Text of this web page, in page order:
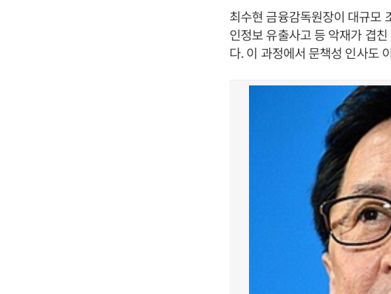
최수현 금융감독원장이 대규모
인정보 유출사고 등 악재가 겹
다. 이 과정에서 문책성 인사도